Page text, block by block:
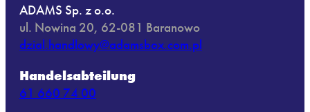
ADAMS Sp. z o.o.
ul. Nowina 20, 62-081 Baranowo
dzial.handlowy@adamsbox.com.pl
Handelsabteilung
61 660 74 00